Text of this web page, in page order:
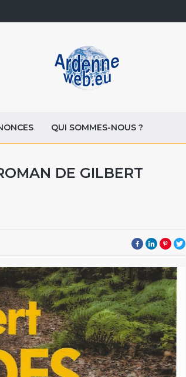
QUI SOMMES-NOUS ?
DE GILBERT